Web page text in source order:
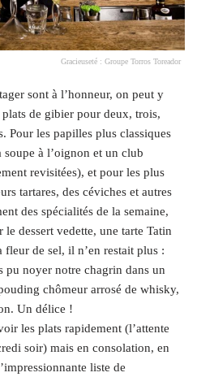
Gracieuseté : Groupe Torros Toreador
sont à l’honneur, on peut y
plats de gibier pour deux, trois,
Pour les papilles plus classiques
à l’oignon et un club
revisitées), et pour les plus
tartares, des céviches et autres
des spécialités de la semaine,
dessert vedette, une tarte Tatin
fleur de sel, il n’en restait plus :
pu noyer notre chagrin dans un
chômeur arrosé de whisky,
Un délice !
les plats rapidement (l’attente
soir) mais en consolation, en
liste de